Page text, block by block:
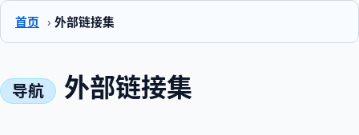
首页 › 外部链接集
外部链接集